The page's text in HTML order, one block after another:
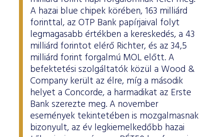
A hazai blue chipek körében, 163 milliárd
forinttal, az OTP Bank papírjaival folyt
legmagasabb értékben a kereskedés, a 43
milliárd forintot elérő Richter, és az 34,5
milliárd forint forgalmú MOL előtt. A
befektetési szolgáltatók közül a Wood &
Company került az élre, míg a második
helyet a Concorde, a harmadikat az Erste
Bank szerezte meg. A november
események tekintetében is mozgalmasnak
bizonyult, az év legkiemelkedőbb hazai